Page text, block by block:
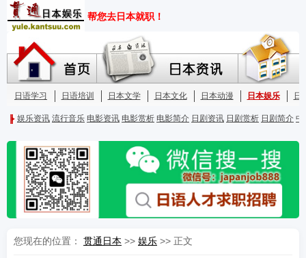
您现在的位置： 贯通日本 >> 娱乐 >> 正文